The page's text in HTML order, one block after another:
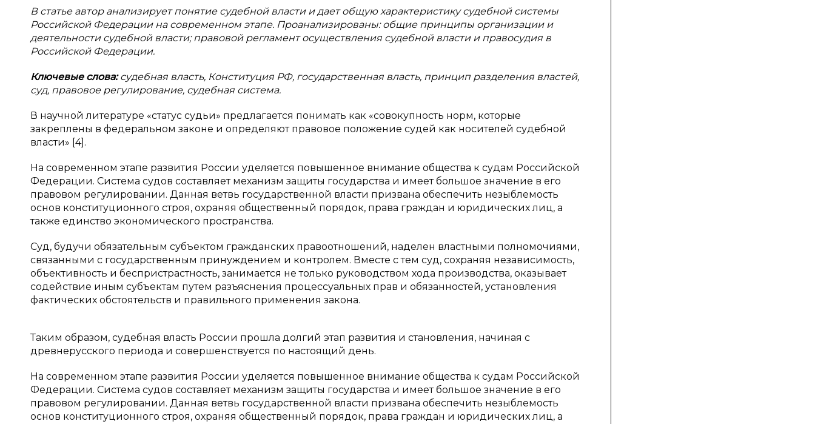
В статье автор анализирует понятие судебной власти и дает общую характеристику судебной системы
Российской Федерации на современном этапе. Проанализированы: общие принципы организации и
деятельности судебной власти; правовой регламент осуществления судебной власти и правосудия в
Российской Федерации.
Ключевые слова:судебная власть, Конституция РФ, государственная власть, принцип разделения властей,
суд, правовое регулирование, судебная система.
В научной литературе «статус судьи» предлагается понимать как «совокупность норм, которые
закреплены в федеральном законе и определяют правовое положение судей как носителей судебной
власти» [4].
На современном этапе развития России уделяется повышенное внимание общества к судам Российской
Федерации. Система судов составляет механизм защиты государства и имеет большое значение в его
правовом регулировании. Данная ветвь государственной власти призвана обеспечить незыблемость
основ конституционного строя, охраняя общественный порядок, права граждан и юридических лиц, а
также единство экономического пространства.
Суд, будучи обязательным субъектом гражданских правоотношений, наделен властными полномочиями,
связанными с государственным принуждением и контролем. Вместе с тем суд, сохраняя независимость,
объективность и беспристрастность, занимается не только руководством хода производства, оказывает
содействие иным субъектам путем разъяснения процессуальных прав и обязанностей, установления
фактических обстоятельств и правильного применения закона.
Таким образом, судебная власть России прошла долгий этап развития и становления, начиная с
древнерусского периода и совершенствуется по настоящий день.
На современном этапе развития России уделяется повышенное внимание общества к судам Российской
Федерации. Система судов составляет механизм защиты государства и имеет большое значение в его
правовом регулировании. Данная ветвь государственной власти призвана обеспечить незыблемость
основ конституционного строя, охраняя общественный порядок, права граждан и юридических лиц, а